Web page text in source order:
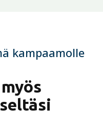
kampaamolle